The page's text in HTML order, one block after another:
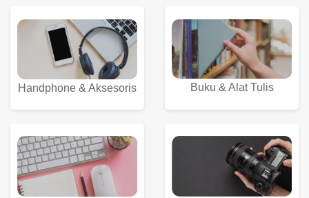
Handphone & Aksesoris Buku & Alat Tulis